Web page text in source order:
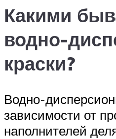
Какими
водно-
краски?
Водно-
зависимости от
наполнителей